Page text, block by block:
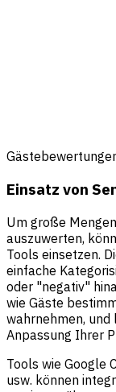
Einsatz von
Um große
auszuwerten,
Tools einsetzen.
einfache
oder "negativ"
wie Gäste
wahrnehmen,
Anpassung Ihrer
Tools wie Google
usw. können